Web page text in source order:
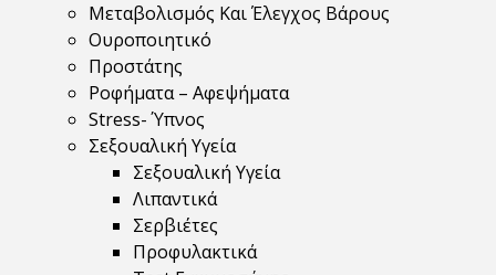
Μεταβολισμός Και Έλεγχος Βάρους
Ουροποιητικό
Προστάτης
Ροφήματα – Αφεψήματα
Stress- Ύπνος
Σεξουαλική Υγεία
Σεξουαλική Υγεία
Λιπαντικά
Σερβιέτες
Προφυλακτικά